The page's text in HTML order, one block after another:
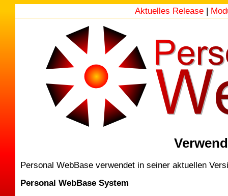
Aktuelles Release |
Personal WebBase verwendet in seiner aktuellen
Personal WebBase System